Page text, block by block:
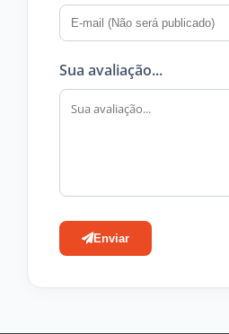
Sua avaliação...
Enviar